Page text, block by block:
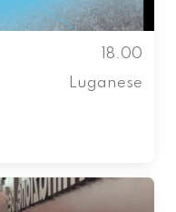
18.00
Luganese